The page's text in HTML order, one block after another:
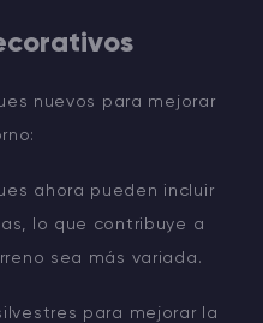
nuevos para mejorar
ahora pueden incluir
lo que contribuye a
sea más variada.
para mejorar la